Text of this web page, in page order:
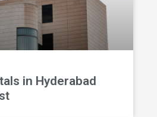
in Hyderabad